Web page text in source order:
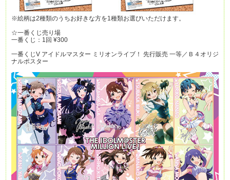
※絵柄は2種類のうちお好きな方を1種類お選びいただけます。
☆一番くじ売り場
一番くじ：1回 ¥300
一番くじV アイドルマスター ミリオンライブ！ 先行販売 一等／Ｂ４オリジ
ナルポスター